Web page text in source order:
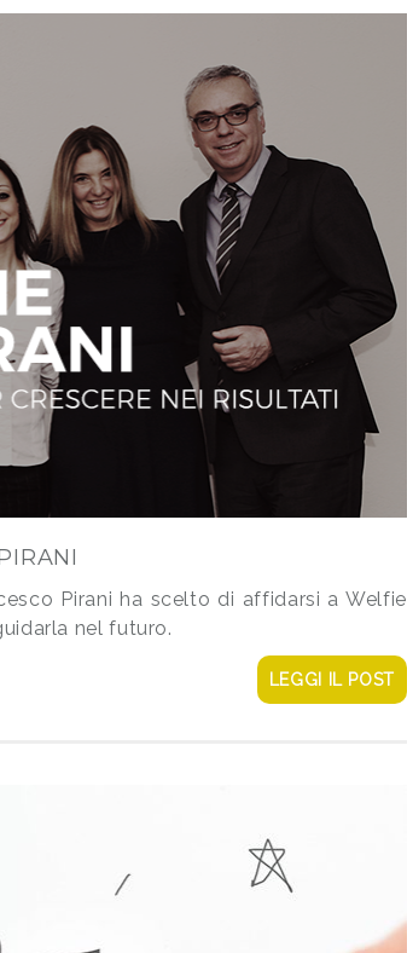
Pirani ha scelto di affidarsi a Welfie
nel futuro.
LEGGI IL POST